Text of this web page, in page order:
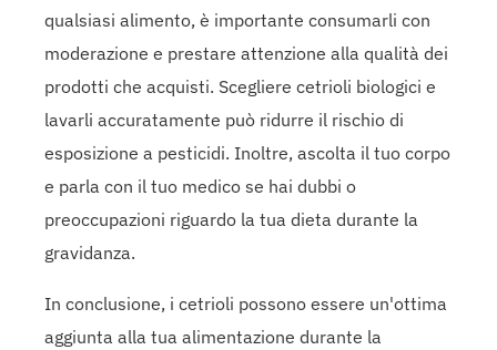
qualsiasi alimento, è importante consumarli con
moderazione e prestare attenzione alla qualità dei
prodotti che acquisti. Scegliere cetrioli biologici e
lavarli accuratamente può ridurre il rischio di
esposizione a pesticidi. Inoltre, ascolta il tuo corpo
e parla con il tuo medico se hai dubbi o
preoccupazioni riguardo la tua dieta durante la
gravidanza.
In conclusione, i cetrioli possono essere un'ottima
aggiunta alla tua alimentazione durante la